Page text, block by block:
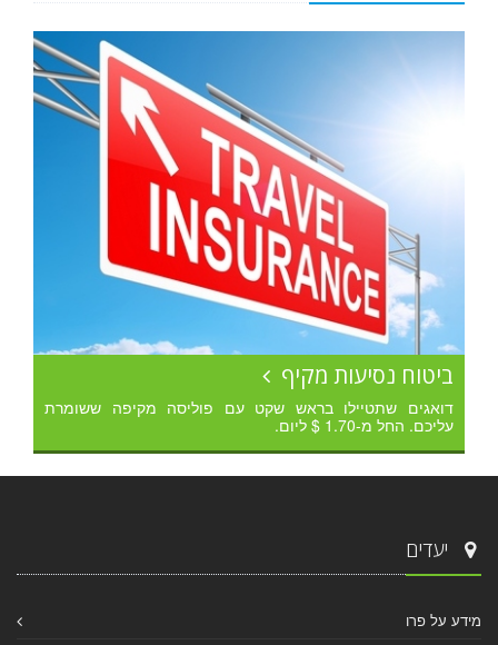
ביטוח נסיעות מקיף
דואגים שתטיילו בראש שקט עם פוליסה מקיפה ששומרת
עליכם. החל מ-1.70 $ ליום.
יעדים
מידע על פרו